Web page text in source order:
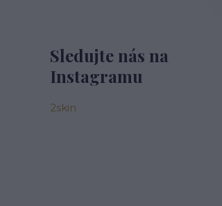
Sledujte nás na
Instagramu
2skin